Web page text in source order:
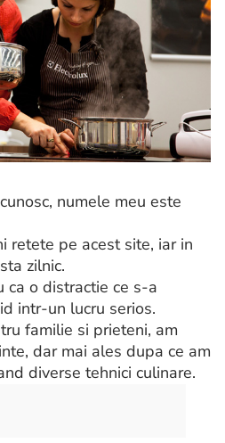
numele meu este
retete pe acest site, iar in
zilnic.
ca o distractie ce s-a
intr-un lucru serios.
familie si prieteni, am
dar mai ales dupa ce am
diverse tehnici culinare.